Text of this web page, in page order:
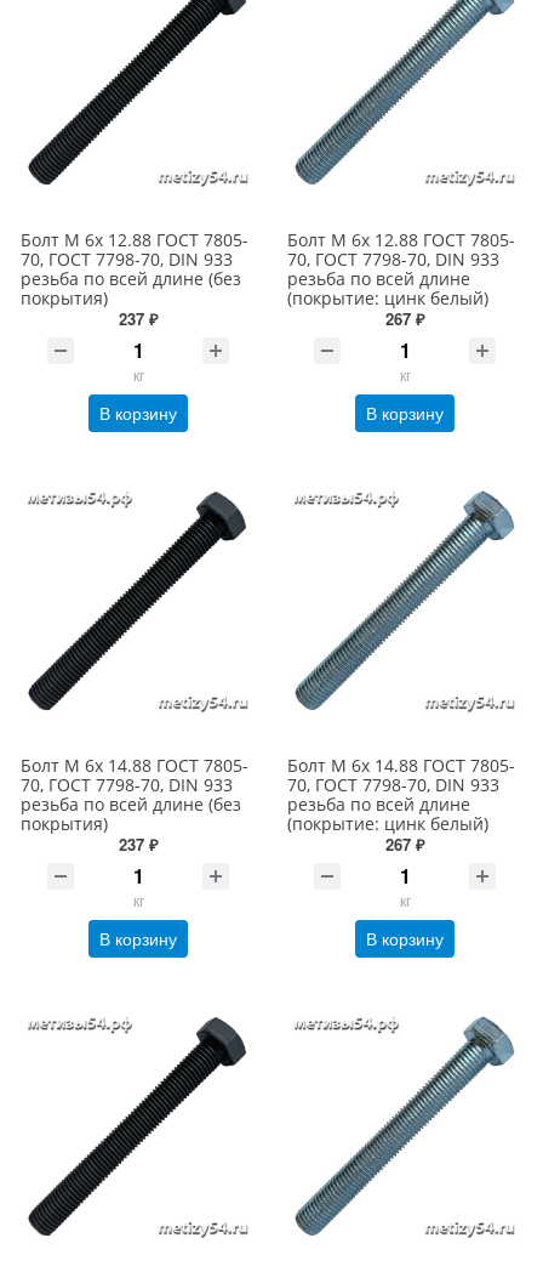
Болт М 6х 12.88 ГОСТ 7805-
70, ГОСТ 7798-70, DIN 933
резьба по всей длине (без
покрытия)
237 ₽
кг
В корзину
Болт М 6х 12.88 ГОСТ 7805-
70, ГОСТ 7798-70, DIN 933
резьба по всей длине
(покрытие: цинк белый)
267 ₽
кг
В корзину
Болт М 6х 14.88 ГОСТ 7805-
70, ГОСТ 7798-70, DIN 933
резьба по всей длине (без
покрытия)
237 ₽
кг
В корзину
Болт М 6х 14.88 ГОСТ 7805-
70, ГОСТ 7798-70, DIN 933
резьба по всей длине
(покрытие: цинк белый)
267 ₽
кг
В корзину